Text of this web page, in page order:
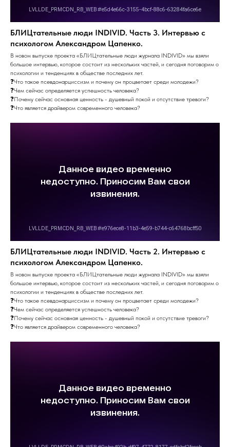
БЛИЦтательные люди INDIVID. Часть 3. Интервью с
психологом Александром Цапенко.
В новом выпуске проекта «БЛИЦтательные люди журнала INDIVID» мы взяли
большое интервью, которое состоит из нескольких частей, и сегодня поговорим о
психологии и тенденциях в обществе последних лет.
❓Что такое псевдонарциссизм и почему он процветает среди молодежи?
❓Чем сейчас определяется успешность человека?
❓Почему сейчас основная ценность - душевный покой и отсутствие тревоги?
❓Что является драйвером современного человека?
БЛИЦтательные люди INDIVID. Часть 2. Интервью с
психологом Александром Цапенко.
В новом выпуске проекта «БЛИЦтательные люди журнала INDIVID» мы взяли
большое интервью, которое состоит из нескольких частей, и сегодня поговорим о
психологии и тенденциях в обществе последних лет.
❓Что такое псевдонарциссизм и почему он процветает среди молодежи?
❓Чем сейчас определяется успешность человека?
❓Почему сейчас основная ценность - душевный покой и отсутствие тревоги?
❓Что является драйвером современного человека?